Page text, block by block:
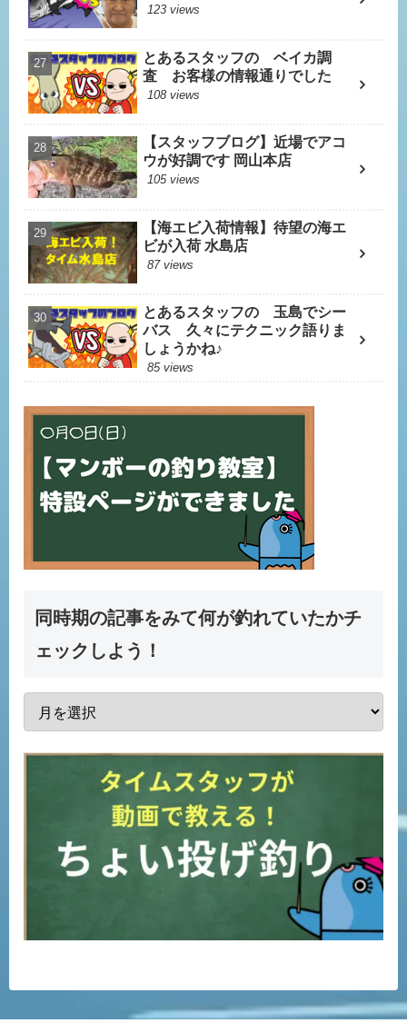
123 views
とあるスタッフの ベイカ調
査 お客様の情報通りでした
108 views
【スタッフブログ】近場でアコ
ウが好調です 岡山本店
105 views
【海エビ入荷情報】待望の海エ
ビが入荷 水島店
87 views
とあるスタッフの 玉島でシー
バス 久々にテクニック語りま
しょうかね♪
85 views
同時期の記事をみて何が釣れていたかチ
ェックしよう！